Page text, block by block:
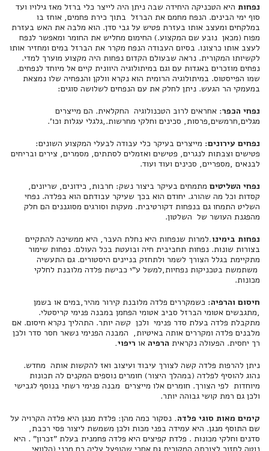
נפחות היא הטכניקה היחידה שבה ניתן היה לייצר כלי ברזל מאז גילויו ועד
סוף ימי הבינים. הנפח מחמם את הברזל בתוך כירת פחמים, אוחז בו
במלקחים ומעצב אותו בעזרת פטיש על גבי סדן. הוא מלבה את האש בעזרת
מפוח (מכאן נובע שם המקצוע.) החימום מחליש את החומר ומאפשר לנפח
לעצב אותו כרצונו. בסיום העבודה הנפח מקרר את הברזל במים ומחזיר אותו
לקשיותו המקורית. נראה שבעולם הקדום נפחות היה מקצוע מוערך למדי.
נפחים מוזכרים באגדות עם וגם במיתולוגיה היוונית קיים אל מיוחד לנפחים.
שמו הפייסטוס. במיתולוגיה הרומית הוא נקרא וולקן והנפחיה שלו נמצאת
במעמקי הר הגעש. ניתן לחלק את עם הנפחים לשלושה סוגים:
נפחי הכפר: אחראים לרוב הטכנולוגיה החקלאית. הם מייצרים
מגלים,חרמשים,פרסות, סכינים וחלקי מחרשות.,גלגלי עגלות וכו'.
נפחים עירונים: מייצרים בעיקר כלי עבודה לבעלי המקצוע השונים:
פטישים וצבתות לנגרים, פטישים ואזמלים לסתתים, מסמרים, צירים ובריחים
לבנאים ,מספריים, סכינים ועוד ועוד.
נפחי השליטים מתמחים בעיקר ביצור נשק: חרבות, כידונים, שריונים,
קסדות וכל מה שהורג. יחודם הוא בכך שעיקר עבודתם הוא בפלדה. נפחי
השליט התמחו גם בנפחות דקורטיבית. מעקות וסורגים מסוגננים הם חלק
מהפגנת העושר של השלטון.
נפחות בימינו.למרות שנפחות היא נחלת העבר, היא ממשיכה להתקיים
בצורות שונות. נפחות תחביבית חיה ובועטת בכל העולם. נפחות שימור
מתקיימת בגלל הצורך לשמר ולתחזק בניינים היסטורים. גם התעשיה
משתמשת בטכניקות נפחיות,למשל ע"י כבישת פלדה מלובנת לחלקי
מכונות.
חיסום והרפיה: כשמקררים פלדה מלובנת קירור מהיר,במים או בשמן
,מתגבשים אטומי הברזל סביב אטומי הפחמן במבנה פנימי קריסטלי.
מתקבלת פלדה בעלת סדר פנימי ולכן קשה יותר. התהליך נקרא חיסום. אם
מלבנים פלדה ומקררים אותה באיטיות, המבנה הפנימי נשאר חסר סדר ולכן
רך יחסית. הפעולה נקראית הרפיה או ריפוי.
ניתן להרפות פלדה קשה לצורך עיבוד ועיצוב ואז להקשות אותה מחדש.
נהוג להוסיף לפלדה (במהלך היצור) חומרים נוספים המקנים לה תכונות
מיוחדות לפי הצורך. חומרים אלו מייצרים מבנה פנימי רשתי בנוסף לגבישי
ולכן גם רמת קושי גבוהה יותר.
קימים מאות סוגי פלדה. נסקור כמה מהן: פלדת מנגן היא פלדה הקרויה על
שם התוסף מנגן. היא עמידה בפני מכות ולכן משמשת ליצור פסי רכבת,
סדנים וחלקי מכונות . פלדת קפיצים היא פלדה פחמנית בעלת "זכרון" . היא